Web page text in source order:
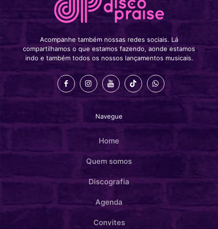
Acompanhe também nossas redes sociais. Lá
compartilhamos o que estamos fazendo, aonde estamos
indo e também todos os nossos lançamentos musicais.
Navegue
Home
Quem somos
Discografia
Agenda
Convites